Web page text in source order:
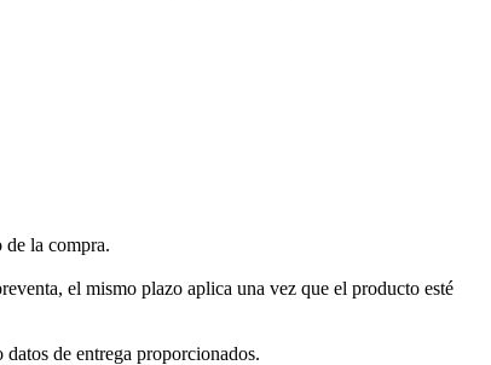
de la compra.
el mismo plazo aplica una vez que el producto esté
de entrega proporcionados.